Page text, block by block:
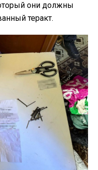
они должны
теракт.